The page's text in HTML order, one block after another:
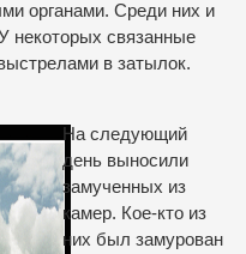
органами. Среди них и
некоторых связанные
в затылок.
На следующий
день выносили
замученных из
камер. Кое-кто из
них был замурован